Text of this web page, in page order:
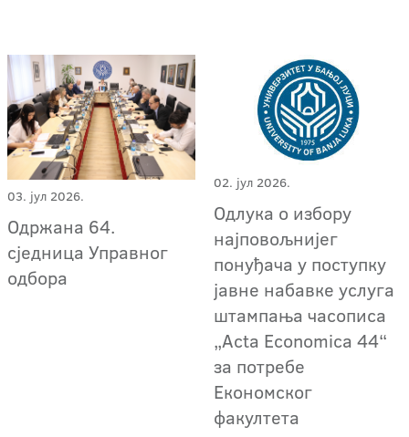
03. јул 2026.
Одржана 64.
сједница Управног
одбора
02. јул 2026.
Одлука о избору
најповољнијег
понуђача у поступку
јавне набавке услуга
штампања часописа
„Acta Economica 44“
за потребе
Економског
факултета